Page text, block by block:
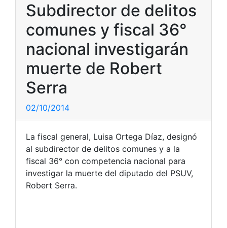
Subdirector de delitos
comunes y fiscal 36°
nacional investigarán
muerte de Robert
Serra
02/10/2014
La fiscal general, Luisa Ortega Díaz, designó
al subdirector de delitos comunes y a la
fiscal 36° con competencia nacional para
investigar la muerte del diputado del PSUV,
Robert Serra.